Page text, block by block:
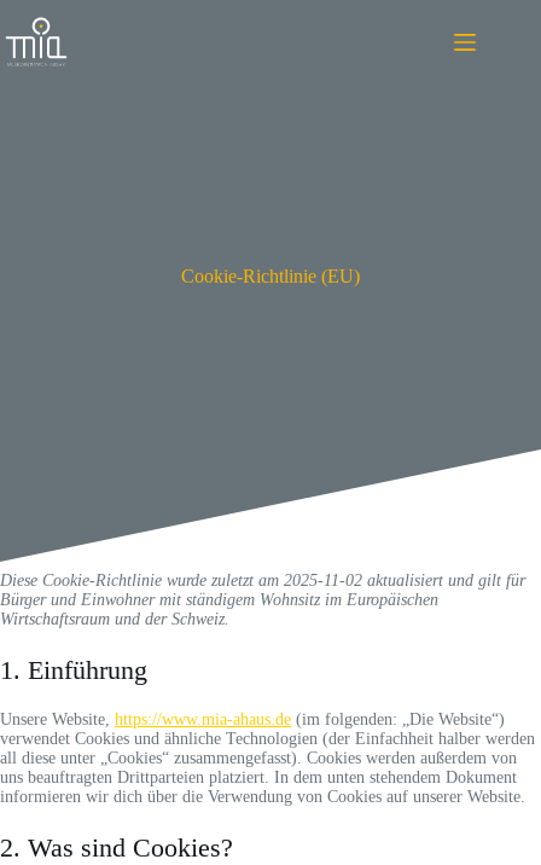
Inhalt
springen
Cookie-Richtlinie (EU)
Diese Cookie-Richtlinie wurde zuletzt am 2025-11-02 aktualisiert und gilt für
Bürger und Einwohner mit ständigem Wohnsitz im Europäischen
Wirtschaftsraum und der Schweiz.
1. Einführung
Unsere Website, https://www.mia-ahaus.de (im folgenden: „Die Website“)
verwendet Cookies und ähnliche Technologien (der Einfachheit halber werden
all diese unter „Cookies“ zusammengefasst). Cookies werden außerdem von
uns beauftragten Drittparteien platziert. In dem unten stehendem Dokument
informieren wir dich über die Verwendung von Cookies auf unserer Website.
2. Was sind Cookies?